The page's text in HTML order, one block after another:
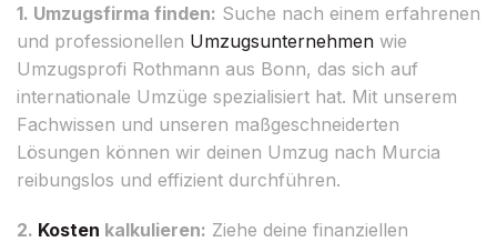
1. Umzugsfirma finden: Suche nach einem erfahrenen
und professionellen Umzugsunternehmen wie
Umzugsprofi Rothmann aus Bonn, das sich auf
internationale Umzüge spezialisiert hat. Mit unserem
Fachwissen und unseren maßgeschneiderten
Lösungen können wir deinen Umzug nach Murcia
reibungslos und effizient durchführen.
2. Kosten kalkulieren: Ziehe deine finanziellen